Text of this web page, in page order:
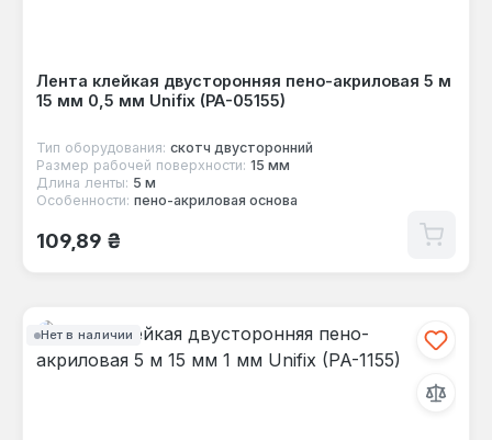
Лента клейкая двусторонняя пено-акриловая 5 м
15 мм 0,5 мм Unifix (PA-05155)
Тип оборудования: скотч двусторонний
Размер рабочей поверхности: 15 мм
Длина ленты: 5 м
Особенности: пено-акриловая основа
Обычная цена:
109,89 ₴
Нет в наличии